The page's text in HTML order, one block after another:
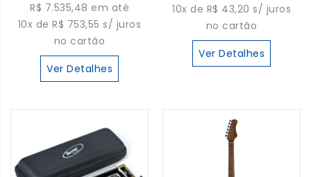
R$ 7.535,48 em até
10x de R$ 753,55 s/ juros
no cartão
Ver Detalhes
10x de R$ 43,20 s/ juros
no cartão
Ver Detalhes